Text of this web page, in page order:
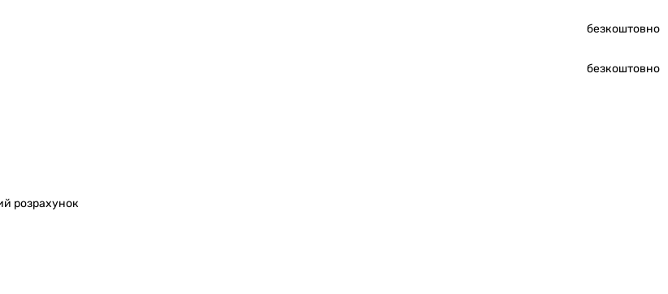
безкоштовно
безкоштовно
розрахунок